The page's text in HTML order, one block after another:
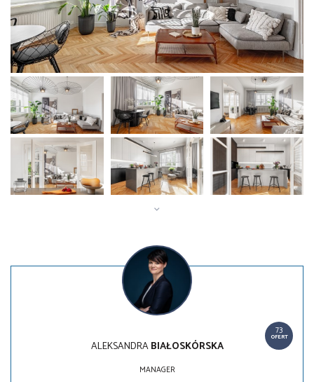
73
OFERT
ALEKSANDRABIAŁOSKÓRSKA
MANAGER